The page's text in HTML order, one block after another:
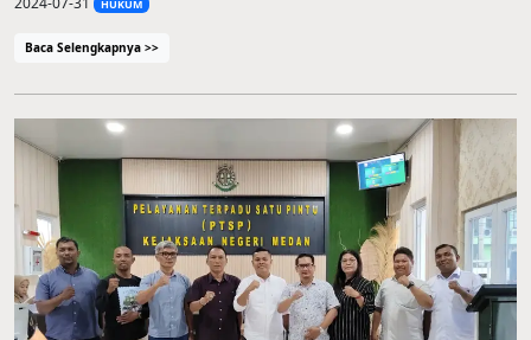
HUKUM
Baca Selengkapnya >>